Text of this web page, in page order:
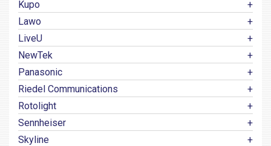
Kupo
Lawo
LiveU
NewTek
Panasonic
Riedel Communications
Rotolight
Sennheiser
Skyline